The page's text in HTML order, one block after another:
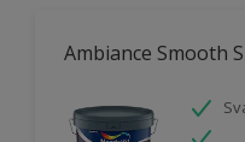
Ambiance Smooth